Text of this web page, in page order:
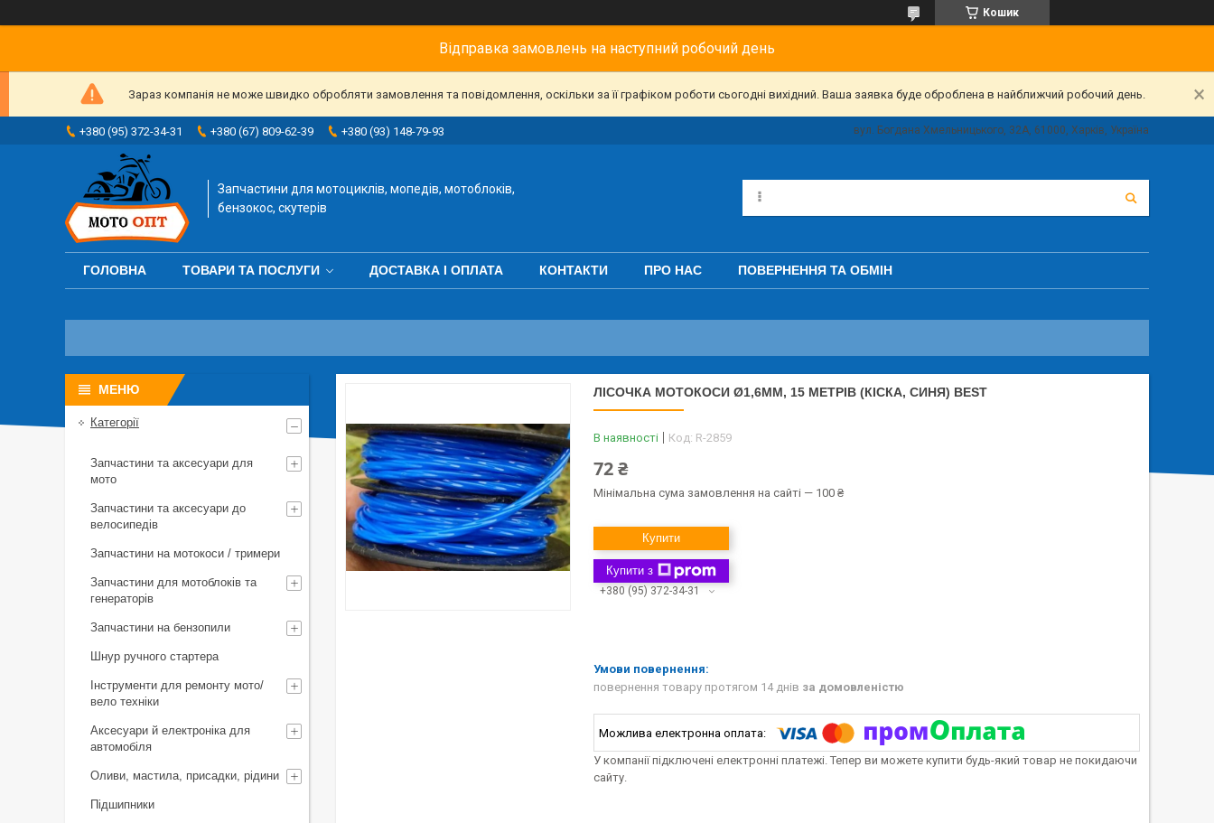
Кошик
Відправка замовлень на наступний робочий день
Зараз компанія не може швидко обробляти замовлення та повідомлення, оскільки за її графіком роботи сьогодні вихідний. Ваша заявка буде оброблена в найближчий робочий день.
+380 (95) 372-34-31 +380 (67) 809-62-39 +380 (93) 148-79-93 вул. Богдана Хмельницького, 32А, 61000, Харків, Україна
Запчастини для мотоциклів, мопедів, мотоблоків,
бензокос, скутерів
ГОЛОВНА ТОВАРИ ТА ПОСЛУГИ ДОСТАВКА І ОПЛАТА КОНТАКТИ ПРО НАС ПОВЕРНЕННЯ ТА ОБМІН
ЛІСОЧКА МОТОКОСИ Ø1,6MM, 15 МЕТРІВ (КІСКА, СИНЯ) BEST
В наявності Код: R-2859
72 ₴
Мінімальна сума замовлення на сайті — 100 ₴
Купити
Купити з
+380 (95) 372-34-31
повернення товару протягом 14 днів за домовленістю
У компанії підключені електронні платежі. Тепер ви можете купити будь-який товар не покидаючи
сайту.
Категорії
Запчастини та аксесуари для
мото
Запчастини та аксесуари до
велосипедів
Запчастини на мотокоси / тримери
Запчастини для мотоблоків та
генераторів
Запчастини на бензопили
Шнур ручного стартера
Інструменти для ремонту мото/
вело техніки
Аксесуари й електроніка для
автомобіля
Оливи, мастила, присадки, рідини
Підшипники